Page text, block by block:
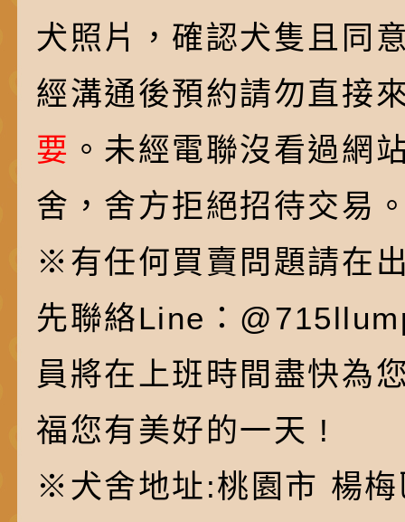
犬照片，確認犬隻且同
經溝通後預約請勿直接
要 。未經電聯沒看過網
舍，舍方拒絕招待交易
※有任何買賣問題請在
先聯絡Line：
員將在上班時間盡快為
福您有美好的一天 !
※犬舍地址:桃園市 楊